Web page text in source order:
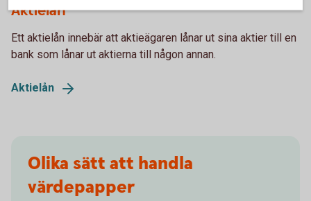
Aktielån
Ett aktielån innebär att aktieägaren lånar ut sina aktier till en
bank som lånar ut aktierna till någon annan.
Aktielån
Olika sätt att handla
värdepapper